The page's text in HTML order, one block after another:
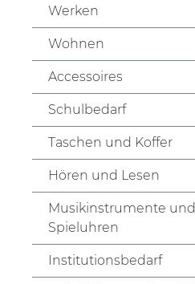
Werken
Wohnen
Accessoires
Schulbedarf
Taschen und Koffer
Hören und Lesen
Musikinstrumente und
Spieluhren
Institutionsbedarf